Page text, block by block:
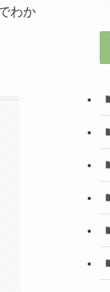
わか